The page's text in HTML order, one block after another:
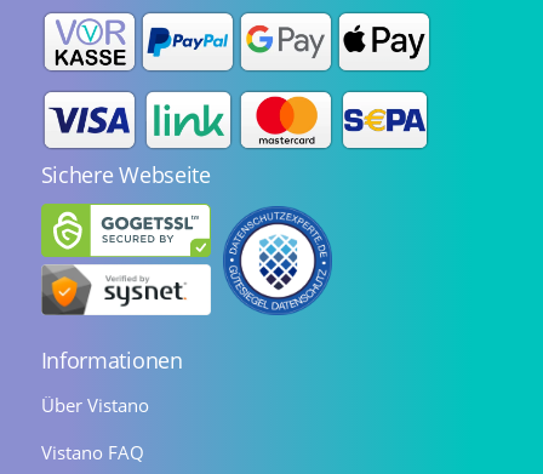
Sichere Webseite
Informationen
Über Vistano
Vistano FAQ